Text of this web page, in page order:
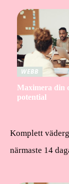
WEBB
Maximera din
potential
Komplett
närmaste 14